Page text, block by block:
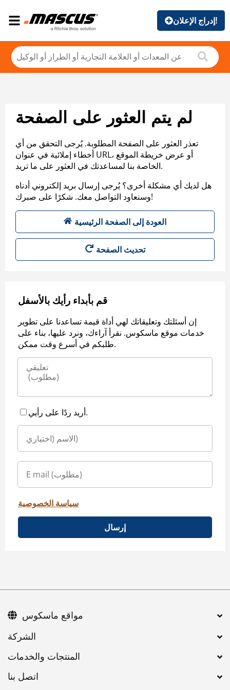
إدراج الإعلان!
لم يتم العثور على الصفحة
تعذر العثور على الصفحة المطلوبة. يُرجى التحقق من أي
أخطاء إملائية في عنوان URL، أو عرض خريطة الموقع
الخاصة بنا لمساعدتك في العثور على ما تريد.
هل لديك أي مشكلة أخرى؟ يُرجى إرسال بريد إلكتروني أدناه
وسنعاود التواصل معك. شكرًا على صبرك!
العودة إلى الصفحة الرئيسية
تحديث الصفحة
قم بأبداء رأيك بالأسفل
إن أسئلتك وتعليقاتك لهي أداة قيمة تساعدنا على تطوير
خدمات موقع ماسكوس. نقرأ آراءك، ونرد عليها، بناء على
طلبكم في أسرع وقت ممكن.
أريد ردًا على رأيي.
سياسة الخصوصية
إرسال
اتصل بنا
مواقع ماسكوس